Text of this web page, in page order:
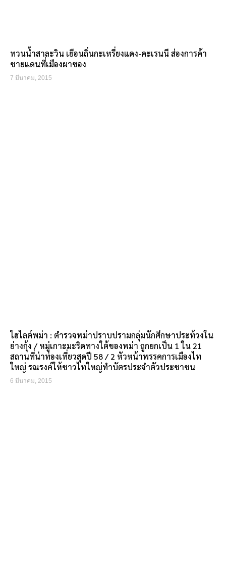
ทวนน้ำสาละวิน เยือนถิ่นกะเหรี่ยงแดง-คะเรนนี ส่องการค้า
ชายแดนที่เมืองผาซอง
7 มีนาคม, 2015
ไฮไลต์พม่า : ตำรวจพม่าปราบปรามกลุ่มนักศึกษาประท้วงใน
ย่างกุ้ง / หมู่เกาะมะริดทางใต้ของพม่า ถูกยกเป็น 1 ใน 21
สถานที่น่าท่องเที่ยวสุดปี 58 / 2 หัวหน้าพรรคการเมืองไท
ใหญ่ รณรงค์ให้ชาวไทใหญ่ทำบัตรประจำตัวประชาชน
6 มีนาคม, 2015